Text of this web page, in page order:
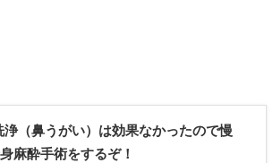
（鼻うがい）は効果なかったので慢
麻酔手術をするぞ！